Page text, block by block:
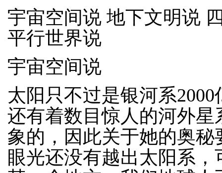
宇宙空间说 地下文明说
平行世界说
宇宙空间说
太阳只不过是银河系
还有着数目惊人的河外
象的，因此关于她的奥秘
眼光还没有越出太阳系